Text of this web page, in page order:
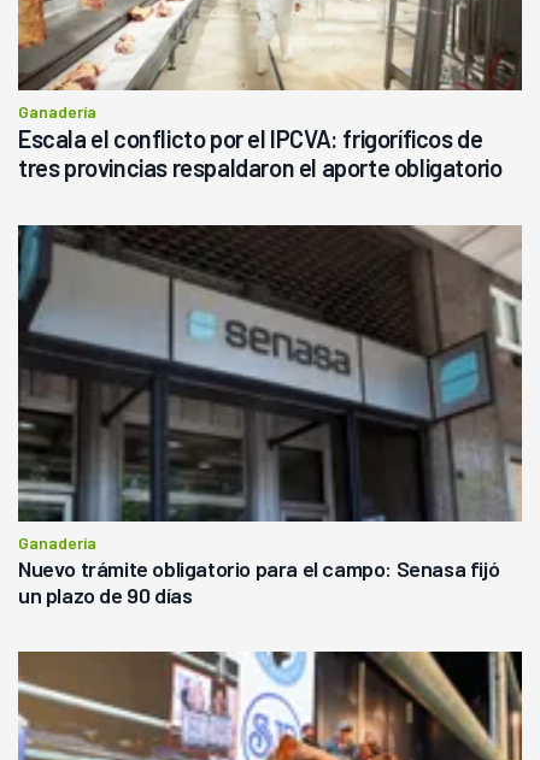
Ganadería
Escala el conflicto por el IPCVA: frigoríficos de
tres provincias respaldaron el aporte obligatorio
Ganadería
Nuevo trámite obligatorio para el campo: Senasa fijó
un plazo de 90 días